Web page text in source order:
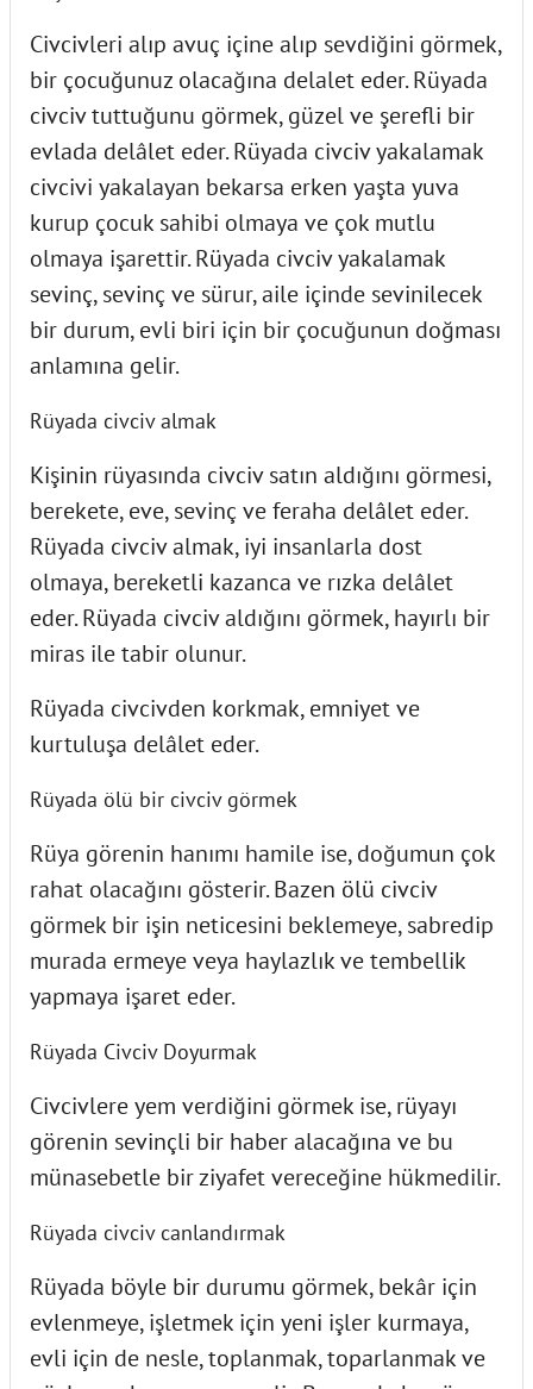
Civcivleri alıp avuç içine alıp sevdiğini görmek,
bir çocuğunuz olacağına delalet eder. Rüyada
civciv tuttuğunu görmek, güzel ve şerefli bir
evlada delâlet eder. Rüyada civciv yakalamak
civcivi yakalayan bekarsa erken yaşta yuva
kurup çocuk sahibi olmaya ve çok mutlu
olmaya işarettir. Rüyada civciv yakalamak
sevinç, sevinç ve sürur, aile içinde sevinilecek
bir durum, evli biri için bir çocuğunun doğması
anlamına gelir.
Rüyada civciv almak
Kişinin rüyasında civciv satın aldığını görmesi,
berekete, eve, sevinç ve feraha delâlet eder.
Rüyada civciv almak, iyi insanlarla dost
olmaya, bereketli kazanca ve rızka delâlet
eder. Rüyada civciv aldığını görmek, hayırlı bir
miras ile tabir olunur.
Rüyada civcivden korkmak, emniyet ve
kurtuluşa delâlet eder.
Rüyada ölü bir civciv görmek
Rüya görenin hanımı hamile ise, doğumun çok
rahat olacağını gösterir. Bazen ölü civciv
görmek bir işin neticesini beklemeye, sabredip
murada ermeye veya haylazlık ve tembellik
yapmaya işaret eder.
Rüyada Civciv Doyurmak
Civcivlere yem verdiğini görmek ise, rüyayı
görenin sevinçli bir haber alacağına ve bu
münasebetle bir ziyafet vereceğine hükmedilir.
Rüyada civciv canlandırmak
Rüyada böyle bir durumu görmek, bekâr için
evlenmeye, işletmek için yeni işler kurmaya,
evli için de nesle, toplanmak, toparlanmak ve